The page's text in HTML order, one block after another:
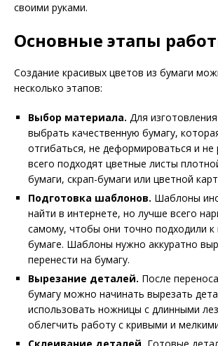
своими руками.
Основные этапы
Создание красивых цветов из бумаги
несколько этапов:
Выбор материала. Для
выбрать качественную бумагу,
отгибаться, не деформироваться и не
всего подходят цветные листы
бумаги, скрап-бумаги или цветной
Подготовка шаблонов. Шаблоны
найти в интернете, но лучше всего
самому, чтобы они точно подходили к
бумаге. Шаблоны нужно аккуратно
перенести на бумагу.
Вырезание деталей. После
бумагу можно начинать вырезать
использовать ножницы с длинными
облегчить работу с кривыми и